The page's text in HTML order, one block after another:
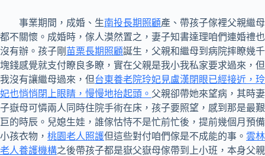
事業期間，成婚、生南投長期照顧產、帶孩子傢裡父親繼母
都不關懷。成婚時，傢人漠然置之，妻子知書達理咱們連婚禮也
沒有辦。孩子剛 苗栗長期照顧誕生，父親和繼母到病院摔瞭幾千
塊錢感覺就支付瞭良多瞭，實在父親是我小我私家要求過來，但
我沒有讓繼母過來，但台東養老院玲妃見盧漢閉眼已經接近，玲
妃也悄悄閉上眼睛，慢慢地抬起頭。 父親卻帶她來望病，其時妻
子嶽母可憐兩人同時住院手術在床，孩子要照望，感到那是最艱
巨的時辰。兒媳生娃，誰傢怙恃不是忙前忙後，提前幾個月預備
小孩衣物， 桃園老人照護但這些對付咱們傢是不成能的事。 雲林
老人養護機構之後帶孩子都是嶽父嶽母傢帶到上小班，本身父親